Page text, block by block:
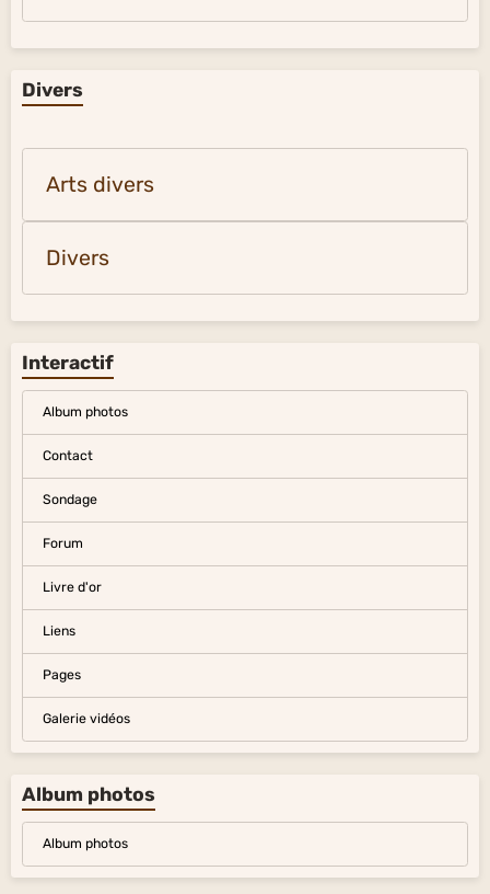
Divers
Arts divers
Divers
Interactif
Album photos
Contact
Sondage
Forum
Livre d'or
Liens
Pages
Galerie vidéos
Album photos
Album photos